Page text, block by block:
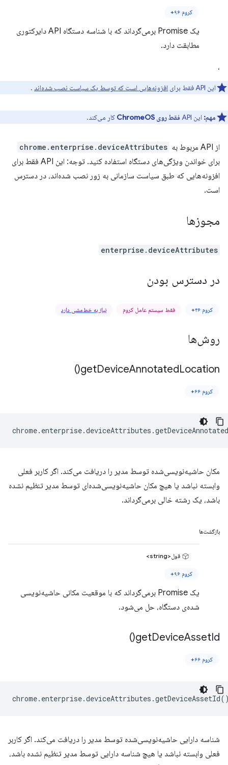
کروم ۹۶+
یک Promise برمی‌گرداند که با شناسه دستگاه API دایرکتوری
مطابقت دارد.
،
این API فقط برای افزونه‌هایی است که توسط یک سیاست نصب شده‌اند .
مهم: این API فقط روی ChromeOS کار می‌کند.
از API مربوط به chrome.enterprise.deviceAttributes
برای خواندن ویژگی‌های دستگاه استفاده کنید. توجه: این API فقط برای
افزونه‌هایی که طبق سیاست سازمانی به زور نصب شده‌اند، در دسترس
است.
مجوزها
enterprise.deviceAttributes
در دسترس بودن
کروم ۴۶+ فقط سیستم عامل کروم نیاز به خط‌مشی دارد
روش‌ها
getDeviceAnnotatedLocation(
)
کروم ۶۶+
chrome. enterprise.deviceAttributes .
مکان حاشیه‌نویسی‌شده توسط مدیر را دریافت می‌کند. اگر کاربر فعلی
وابسته نباشد یا هیچ مکان حاشیه‌نویسی‌شده‌ای توسط مدیر تنظیم نشده
باشد، یک رشته خالی برمی‌گرداند.
بازگشت‌ها
قول<string>
کروم ۹۶+
یک Promise برمی‌گرداند که با موقعیت مکانی حاشیه‌نویسی
شده‌ی دستگاه، حل می‌شود.
getDeviceAssetId(
)
کروم ۶۶+
chrome. enterprise.deviceAttributes .getDeviceAssetId
شناسه دارایی حاشیه‌نویسی‌شده توسط مدیر را دریافت می‌کند. اگر کاربر
فعلی وابسته نباشد یا هیچ شناسه دارایی توسط مدیر تنظیم نشده باشد،